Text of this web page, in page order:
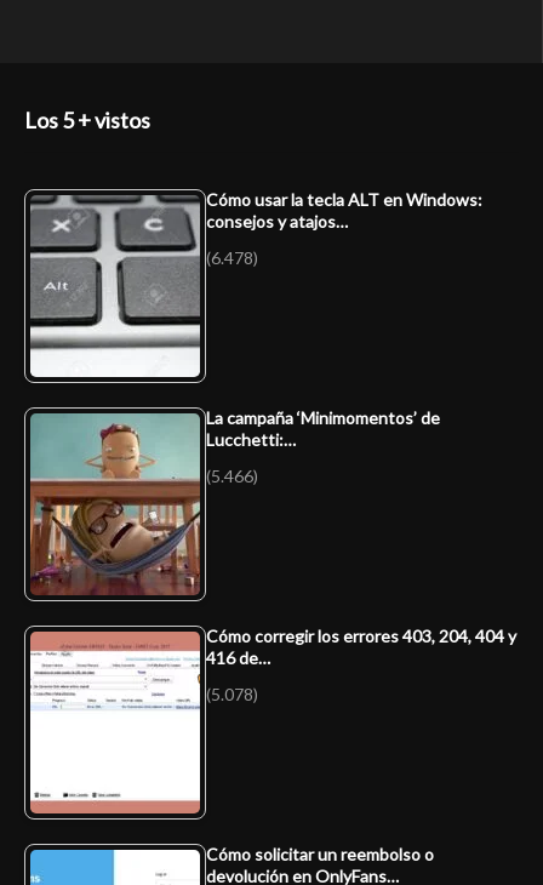
Los 5 + vistos
Cómo usar la tecla ALT en Windows:
consejos y atajos…
(6.478)
La campaña ‘Minimomentos’ de
Lucchetti:…
(5.466)
Cómo corregir los errores 403, 204, 404 y
416 de…
(5.078)
Cómo solicitar un reembolso o
devolución en OnlyFans…